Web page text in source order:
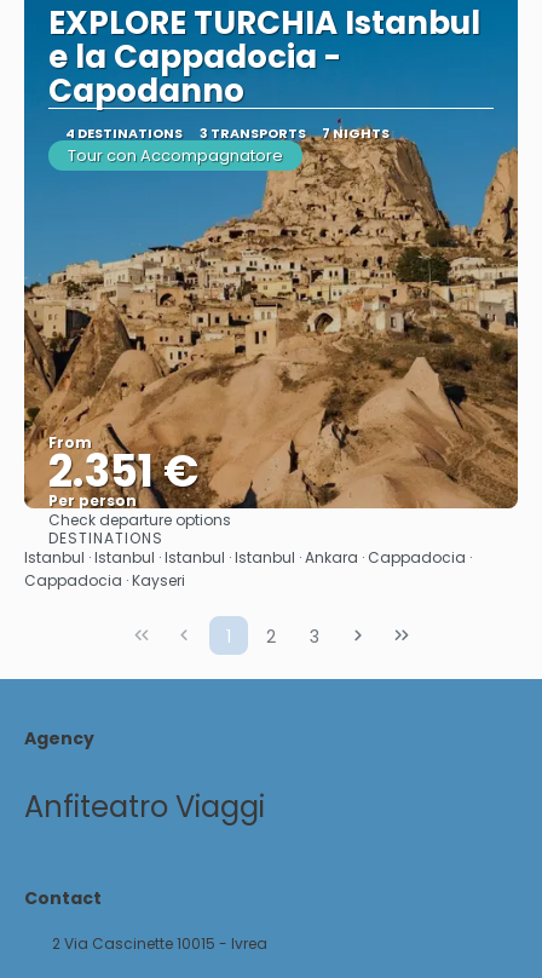
EXPLORE TURCHIA Istanbul
e la Cappadocia -
Capodanno
4 DESTINATIONS 3 TRANSPORTS 7 NIGHTS
Tour con Accompagnatore
From
2.351 €
Per person
Check departure options
DESTINATIONS
Istanbul · Istanbul · Istanbul · Istanbul · Ankara · Cappadocia ·
Cappadocia · Kayseri
1 2 3
Agency
Anfiteatro Viaggi
Contact
2 Via Cascinette 10015 - Ivrea